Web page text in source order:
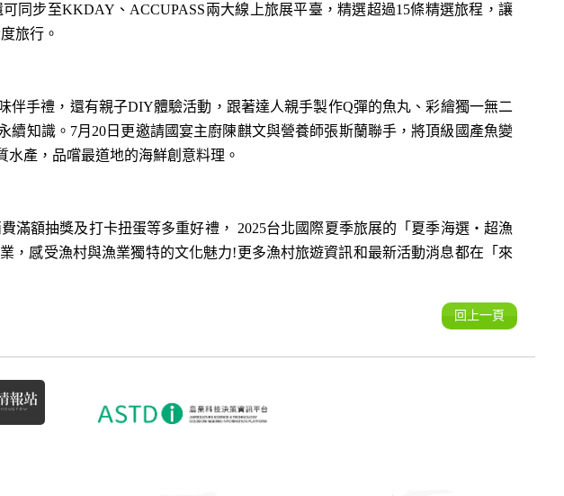
同步至KKDAY、ACCUPASS兩大線上旅展平臺，精選超過15條精選旅程，讓
旅行。
手禮，還有親子DIY體驗活動，跟著達人親手製作Q彈的魚丸、彩繪獨一無二
知識。7月20日更邀請國宴主廚陳麒文與營養師張斯蘭聯手，將頂級國產魚變
產，品嚐最道地的海鮮創意料理。
額抽獎及打卡扭蛋等多重好禮， 2025台北國際夏季旅展的「夏季海選‧超漁
，感受漁村與漁業獨特的文化魅力!更多漁村旅遊資訊和最新活動消息都在「來
回上一頁